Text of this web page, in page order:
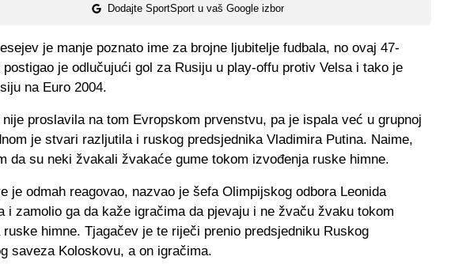
Dodajte SportSport u vaš Google izbor
je manje poznato ime za brojne ljubitelje fudbala, no ovaj 47-
postigao je odlučujući gol za Rusiju u play-offu protiv Velsa i tako je
na Euro 2004.
proslavila na tom Evropskom prvenstvu, pa je ispala već u grupnoj
je stvari razljutila i ruskog predsjednika Vladimira Putina. Naime,
da su neki žvakali žvakaće gume tokom izvođenja ruske himne.
je odmah reagovao, nazvao je šefa Olimpijskog odbora Leonida
i zamolio ga da kaže igračima da pjevaju i ne žvaču žvaku tokom
ruske himne. Tjagačev je te riječi prenio predsjedniku Ruskog
saveza Koloskovu, a on igračima.